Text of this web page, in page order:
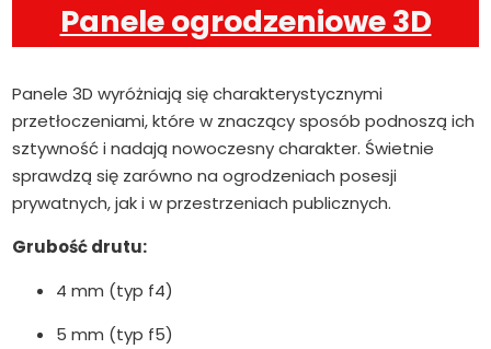
Panele ogrodzeniowe 3D
Panele 3D wyróżniają się charakterystycznymi
przetłoczeniami, które w znaczący sposób podnoszą ich
sztywność i nadają nowoczesny charakter. Świetnie
sprawdzą się zarówno na ogrodzeniach posesji
prywatnych, jak i w przestrzeniach publicznych.
Grubość drutu:
4 mm (typ f4)
5 mm (typ f5)